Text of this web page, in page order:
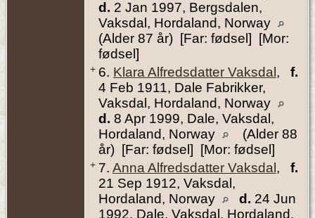
d. 2 Jan 1997, Bergsdalen,
Vaksdal, Hordaland, Norway
(Alder 87 år) [Far: fødsel] [Mor:
fødsel]
+ 6. Klara Alfredsdatter Vaksdal , f.
4 Feb 1911, Dale Fabrikker,
Vaksdal, Hordaland, Norway
d. 8 Apr 1999, Dale, Vaksdal,
Hordaland, Norway
(Alder 88
år) [Far: fødsel] [Mor: fødsel]
+ 7. Anna Alfredsdatter Vaksdal , f.
21 Sep 1912, Vaksdal,
Hordaland, Norway
d. 24 Jun
1992, Dale, Vaksdal, Hordaland,